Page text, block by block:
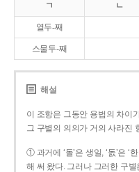
ㄱ ㄴ
열두-째
스물두-째
해설
이 조항은 그동안 용법의 차이
그 구별의 의의가 거의 사라진
① 과거에 ‘돌’은 생일, ‘돐’은 ‘
해 써 왔다. 그러나 그러한 구